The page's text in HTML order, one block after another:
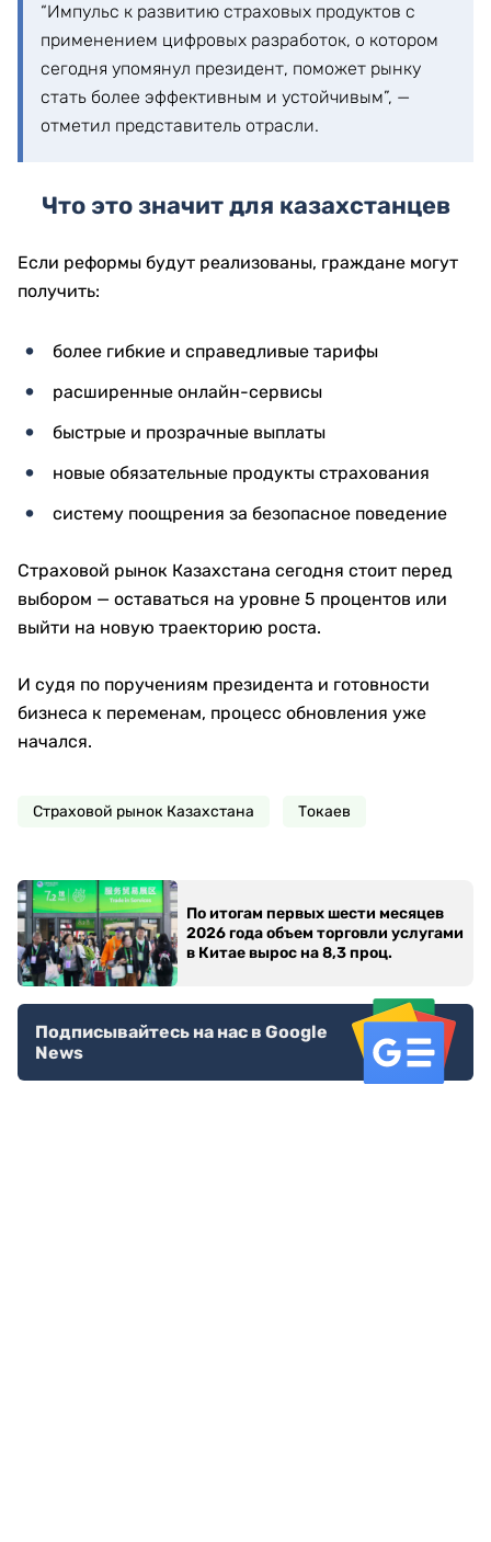
“Импульс к развитию страховых продуктов с
применением цифровых разработок, о котором
сегодня упомянул президент, поможет рынку
стать более эффективным и устойчивым”, —
отметил представитель отрасли.
Что это значит для казахстанцев
Если реформы будут реализованы, граждане могут
получить:
более гибкие и справедливые тарифы
расширенные онлайн-сервисы
быстрые и прозрачные выплаты
новые обязательные продукты страхования
систему поощрения за безопасное поведение
Страховой рынок Казахстана сегодня стоит перед
выбором — оставаться на уровне 5 процентов или
выйти на новую траекторию роста.
И судя по поручениям президента и готовности
бизнеса к переменам, процесс обновления уже
начался.
Страховой рынок Казахстана Токаев
По итогам первых шести месяцев
2026 года объем торговли услугами
в Китае вырос на 8,3 проц.
Подписывайтесь на нас в Google
News